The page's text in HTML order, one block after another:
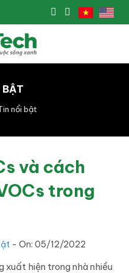
BẬT
nổi bật
và cách
trong
- On: 05/12/2022
xuất hiện trong nhà nhiều